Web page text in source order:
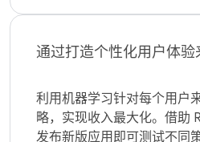
通过打造个性化用户体验
利用机器学习针对每个用户
略，实现收入最大化。借助